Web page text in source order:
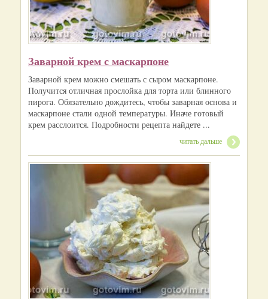
Заварной крем с маскарпоне
Заварной крем можно смешать с сыром маскарпоне.
Получится отличная прослойка для торта или блинного
пирога. Обязательно дождитесь, чтобы заварная основа и
маскарпоне стали одной температуры. Иначе готовый
крем расслоится. Подробности рецепта найдете ...
читать дальше